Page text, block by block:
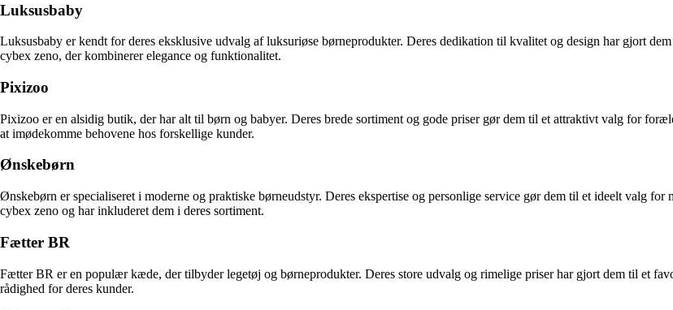
Luksusbaby
Luksusbaby er kendt for deres eksklusive udvalg af luksuriøse børneprodukter. Deres dedikation til kvalitet og design har gjort
cybex zeno, der kombinerer elegance og funktionalitet.
Pixizoo
Pixizoo er en alsidig butik, der har alt til børn og babyer. Deres brede sortiment og gode priser gør dem til et attraktivt valg for
at imødekomme behovene hos forskellige kunder.
Ønskebørn
Ønskebørn er specialiseret i moderne og praktiske børneudstyr. Deres ekspertise og personlige service gør dem til et ideelt valg
cybex zeno og har inkluderet dem i deres sortiment.
Fætter BR
Fætter BR er en populær kæde, der tilbyder legetøj og børneprodukter. Deres store udvalg og rimelige priser har gjort dem til et
rådighed for deres kunder.